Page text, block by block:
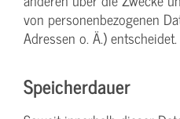
von personenbezogenen
Adressen o. Ä.) entscheidet.
Speicherdauer